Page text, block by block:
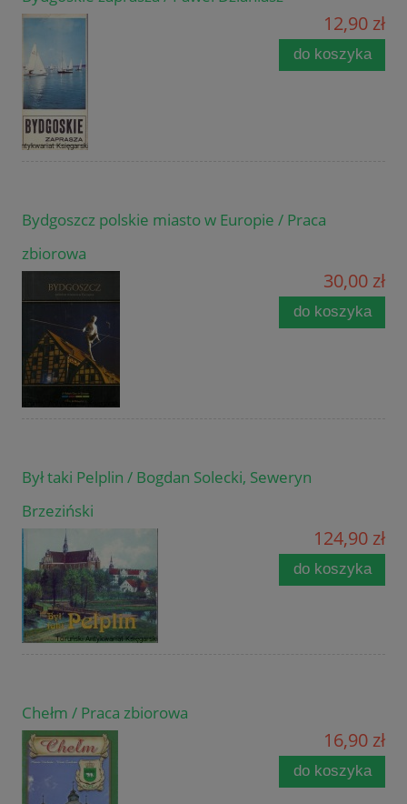
12,90 zł
do koszyka
Bydgoszcz polskie miasto w Europie / Praca
zbiorowa
30,00 zł
do koszyka
Był taki Pelplin / Bogdan Solecki, Seweryn
Brzeziński
124,90 zł
do koszyka
Chełm / Praca zbiorowa
16,90 zł
do koszyka